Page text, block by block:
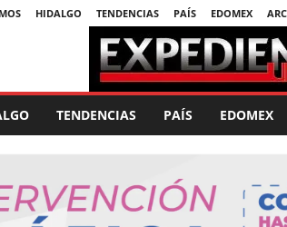
HIDALGO TENDENCIAS PAÍS EDOMEX
TENDENCIAS PAÍS EDOMEX